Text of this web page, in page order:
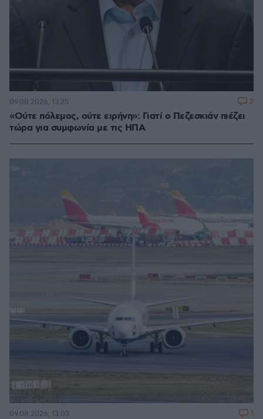
«Ούτε πόλεμος, ούτε ειρήνη»: Γιατί ο Πεζεσκιάν πιέζει
τώρα για συμφωνία με τις ΗΠΑ
09.08.2026, 13:25 2
09.08.2026, 13:03 1